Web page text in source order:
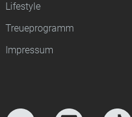
Lifestyle
Treueprogramm
Impressum